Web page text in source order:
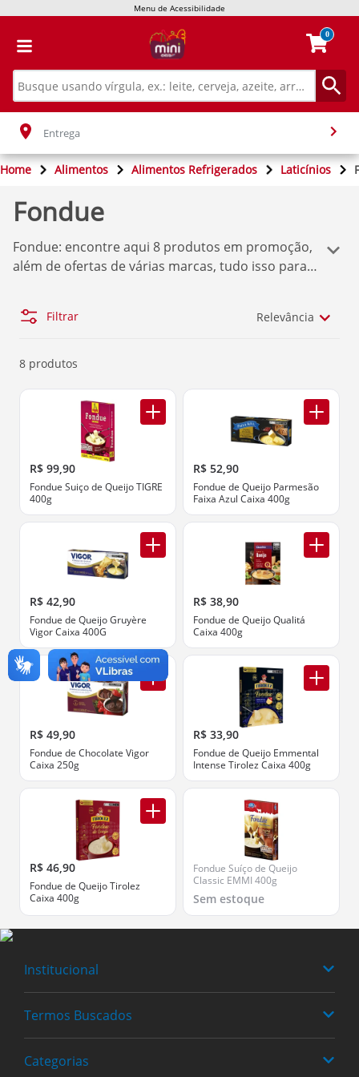
Menu de Acessibilidade
0
Entrega
Home Alimentos Alimentos Refrigerados Laticínios
Fondue
Fondue: encontre aqui 8 produtos em promoção,
além de ofertas de várias marcas, tudo isso para
Temos aqui a melhor seleção de produtos
Mercado. Se você quer comprar os produtos com
Filtrar Relevância
8 produtos
R$ 99,90
Fondue Suiço de Queijo TIGRE
400g
R$ 52,90
Fondue de Queijo Parmesão
Faixa Azul Caixa 400g
R$ 42,90
Fondue de Queijo Gruyère
Vigor Caixa 400G
R$ 38,90
Fondue de Queijo Qualitá
Caixa 400g
R$ 49,90
Fondue de Chocolate Vigor
Caixa 250g
R$ 33,90
Fondue de Queijo Emmental
Intense Tirolez Caixa 400g
R$ 46,90
Fondue de Queijo Tirolez
Caixa 400g
Fondue Suíço de Queijo
Classic EMMI 400g
Sem estoque
Institucional
Quem somos
Termos Buscados
Fraldas
Categorias